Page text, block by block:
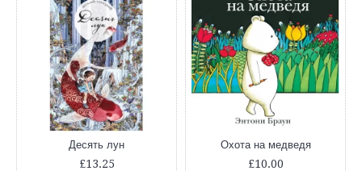
Десять лун
£13.25
Охота на медведя
£10.00